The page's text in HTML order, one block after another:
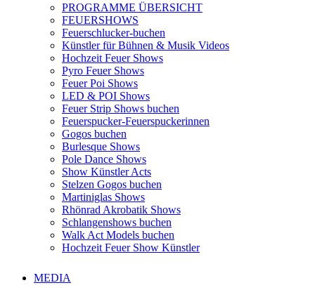
PROGRAMME ÜBERSICHT
FEUERSHOWS
Feuerschlucker-buchen
Künstler für Bühnen & Musik Videos
Hochzeit Feuer Shows
Pyro Feuer Shows
Feuer Poi Shows
LED & POI Shows
Feuer Strip Shows buchen
Feuerspucker-Feuerspuckerinnen
Gogos buchen
Burlesque Shows
Pole Dance Shows
Show Künstler Acts
Stelzen Gogos buchen
Martiniglas Shows
Rhönrad Akrobatik Shows
Schlangenshows buchen
Walk Act Models buchen
Hochzeit Feuer Show Künstler
MEDIA